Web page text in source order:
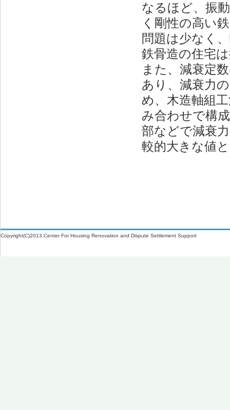
なるほど、振
く剛性の高い
問題は少なく
鉄骨造の住宅
また、減衰定
あり、減衰力
め、木造軸組
み合わせで構
部などで減衰
較的大きな値
Copyright(C)2013,Center For Housing Renovation and Dispute Settlement Support